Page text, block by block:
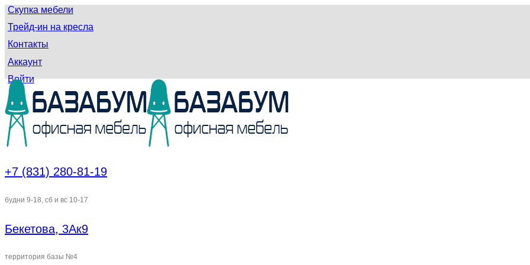
Скупка мебели
Трейд-ин на кресла
Контакты
Аккаунт
Войти
+7 (831) 280-81-19
будни 9-18, сб и вс 10-17
Бекетова, 3Ак9
территория базы №4